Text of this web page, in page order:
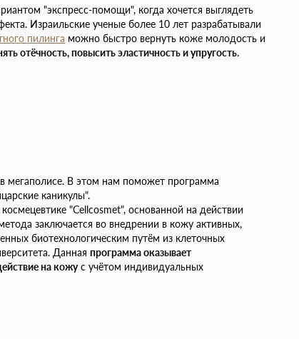
"экспресс-помощи", когда хочется выглядеть
Израильские ученые более 10 лет разрабатывали
пилинга можно быстро вернуть коже молодость и
отёчность, повысить эластичность и упругость.
мегаполисе. В этом нам поможет программа
каникулы".
"Cellcosmet", основанной на действии
заключается во внедрении в кожу активных,
биотехнологическим путём из клеточных
Данная программа оказывает
на кожус учётом индивидуальных